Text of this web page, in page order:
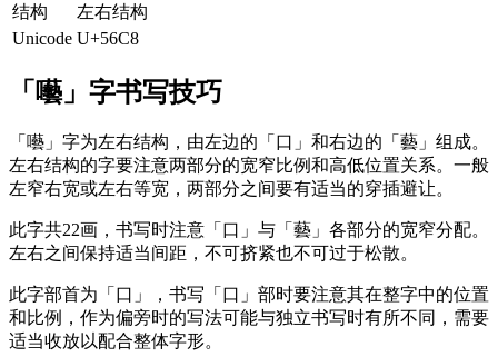
结构
左右结构
Unicode U+56C8
「囈」字书写技巧
「囈」字为左右结构，由左边的「口」和右边的「藝」组成。
左右结构的字要注意两部分的宽窄比例和高低位置关系。一般
左窄右宽或左右等宽，两部分之间要有适当的穿插避让。
此字共22画，书写时注意「口」与「藝」各部分的宽窄分配。
左右之间保持适当间距，不可挤紧也不可过于松散。
此字部首为「口」，书写「口」部时要注意其在整字中的位置
和比例，作为偏旁时的写法可能与独立书写时有所不同，需要
适当收放以配合整体字形。